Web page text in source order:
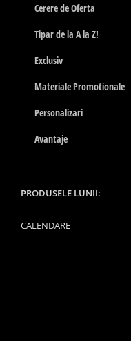
Cerere de Oferta
Tipar de la A la Z!
Exclusiv
Materiale Promotionale
Personalizari
Avantaje
PRODUSELE LUNII:
CALENDARE